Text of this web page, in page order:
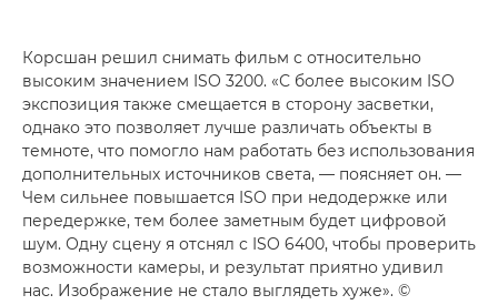
Корсшан решил снимать фильм с относительно
высоким значением ISO 3200. «С более высоким ISO
экспозиция также смещается в сторону засветки,
однако это позволяет лучше различать объекты в
темноте, что помогло нам работать без использования
дополнительных источников света, — поясняет он. —
Чем сильнее повышается ISO при недодержке или
передержке, тем более заметным будет цифровой
шум. Одну сцену я отснял с ISO 6400, чтобы проверить
возможности камеры, и результат приятно удивил
нас. Изображение не стало выглядеть хуже». ©